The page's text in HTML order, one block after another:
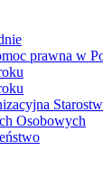
prawna w
Osobowych